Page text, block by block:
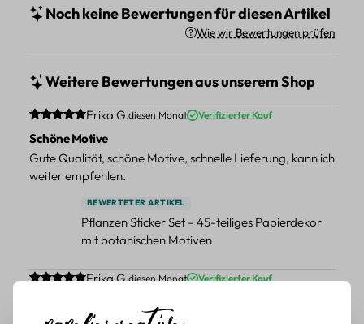
Noch keine Bewertungen für diesen Artikel
Wie wir Bewertungen prüfen
Weitere Bewertungen aus unserem Shop
Durchschnittliche Bewertung von 5 von 5 Sternen
Erika G.diesen Monat Verifizierter Kauf
Schöne Motive
Gute Qualität, schöne Motive, schnelle Lieferung, kann ich
weiter empfehlen.
BEWERTETER ARTIKEL
Pflanzen Sticker Set – 45-teiliges Papierdekor
mit botanischen Motiven
Durchschnittliche Bewertung von 5 von 5 Sternen
Erika G.diesen Monat Verifizierter Kauf
Tolle Motive, Briefmarken gehen zu vielen Projekten,